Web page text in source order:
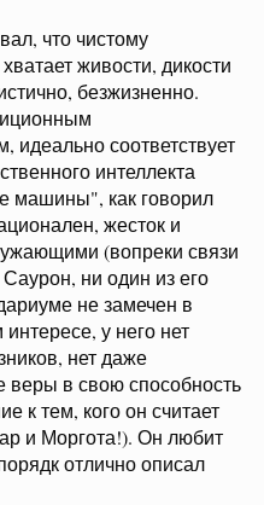
что чистому
живости, дикости
безжизненно.
соответствует
интеллекта
машины", как говорил
жесток и
(вопреки связи
ни один из его
не замечен в
у него нет
нет даже
веры в свою способность
к тем, кого он считает
и Моргота!). Он любит
отлично описал